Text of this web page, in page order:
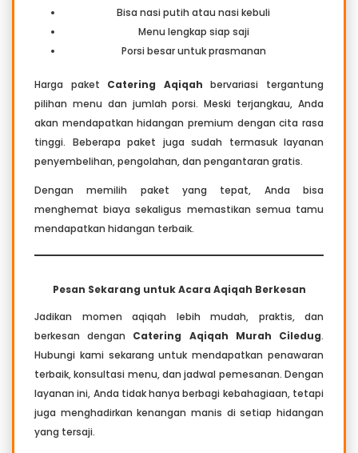
Bisa nasi putih atau nasi kebuli
Menu lengkap siap saji
Porsi besar untuk prasmanan
Harga paket Catering Aqiqah bervariasi tergantung
pilihan menu dan jumlah porsi. Meski terjangkau, Anda
akan mendapatkan hidangan premium dengan cita rasa
tinggi. Beberapa paket juga sudah termasuk layanan
penyembelihan, pengolahan, dan pengantaran gratis.
Dengan memilih paket yang tepat, Anda bisa
menghemat biaya sekaligus memastikan semua tamu
mendapatkan hidangan terbaik.
Pesan Sekarang untuk Acara Aqiqah Berkesan
Jadikan momen aqiqah lebih mudah, praktis, dan
berkesan dengan Catering Aqiqah Murah Ciledug.
Hubungi kami sekarang untuk mendapatkan penawaran
terbaik, konsultasi menu, dan jadwal pemesanan. Dengan
layanan ini, Anda tidak hanya berbagi kebahagiaan, tetapi
juga menghadirkan kenangan manis di setiap hidangan
yang tersaji.